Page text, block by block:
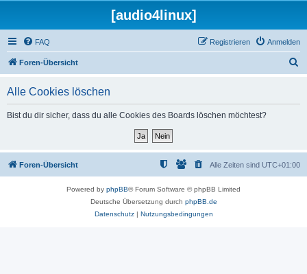
[audio4linux]
FAQ Anmelden
Registrieren
Foren-Übersicht
Alle Cookies löschen
Bist du dir sicher, dass du alle Cookies des Boards löschen möchtest?
Foren-Übersicht Alle Zeiten sind UTC+01:00
Powered by phpBB® Forum Software © phpBB Limited
Deutsche Übersetzung durch phpBB.de
Datenschutz| Nutzungsbedingungen